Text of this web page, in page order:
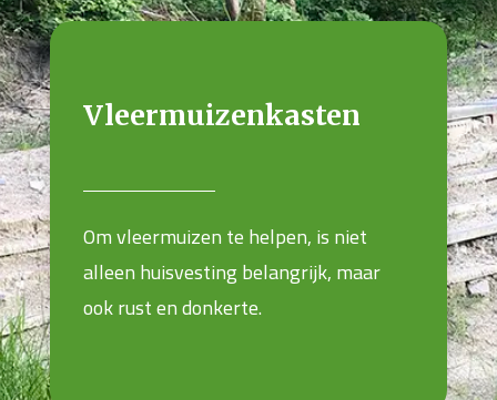
Vleermuizenkasten
Om vleermuizen te helpen, is niet
alleen huisvesting belangrijk, maar
ook rust en donkerte.